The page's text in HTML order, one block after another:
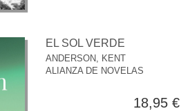
EL SOL VERDE
ANDERSON, KENT
ALIANZA DE NOVELAS
18,95 €